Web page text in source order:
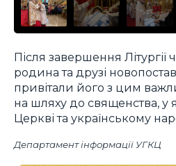
Після завершення Літургії
родина та друзі
привітали його з цим
на шляху до священства, у
Церкві та українському
Департамент інформації УГКЦ